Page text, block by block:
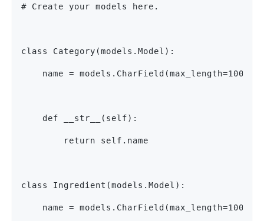
# Create your models here.
class Category(models.Model):
    name = models.CharField(max_length=100)
    def __str__(self):
        return self.name
class Ingredient(models.Model):
    name = models.CharField(max_length=100)